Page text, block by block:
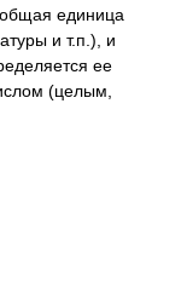
единица
и т.п.), и
ее
(целым,